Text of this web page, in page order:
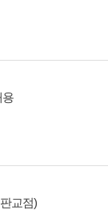
용
교점)